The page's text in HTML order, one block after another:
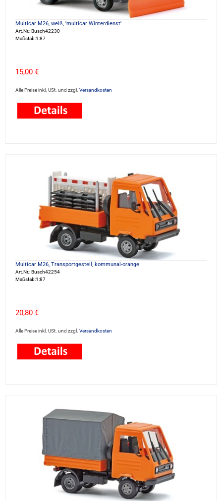
Multicar M26, weiß, 'multicar Winterdienst'
Art.Nr.: Busch42230
Maßstab:1:87
15,00 €
Alle Preise inkl. USt. und zzgl. Versandkosten
Multicar M26, Transportgestell, kommunal-orange
Art.Nr.: Busch42254
Maßstab:1:87
20,80 €
Alle Preise inkl. USt. und zzgl. Versandkosten